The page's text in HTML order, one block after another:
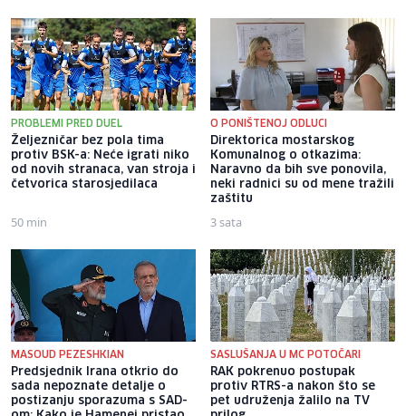
PROBLEMI PRED DUEL
Željezničar bez pola tima
protiv BSK-a: Neće igrati niko
od novih stranaca, van stroja i
četvorica starosjedilaca
50 min
O PONIŠTENOJ ODLUCI
Direktorica mostarskog
Komunalnog o otkazima:
Naravno da bih sve ponovila,
neki radnici su od mene tražili
zaštitu
3 sata
MASOUD PEZESHKIAN
Predsjednik Irana otkrio do
sada nepoznate detalje o
postizanju sporazuma s SAD-
SASLUŠANJA U MC POTOČARI
RAK pokrenuo postupak
protiv RTRS-a nakon što se
pet udruženja žalilo na TV